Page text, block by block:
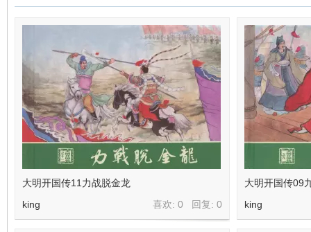
大明开国传11力战脱金龙
喜欢: 0 回复: 0
king
大明开国传09
king